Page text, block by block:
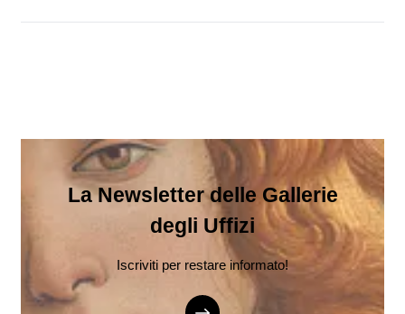
La Newsletter delle Gallerie
degli Uffizi
Iscriviti per restare informato!